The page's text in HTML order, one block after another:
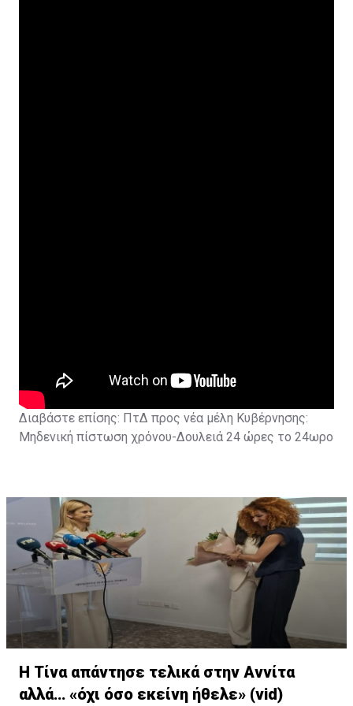
Διαβάστε επίσης: ΠτΔ προς νέα μέλη Κυβέρνησης:
Μηδενική πίστωση χρόνου-Δουλειά 24 ώρες το 24ωρο
Η Τίνα απάντησε τελικά στην Αννίτα
αλλά… «όχι όσο εκείνη ήθελε» (vid)